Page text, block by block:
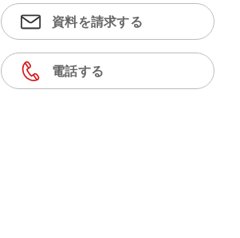
資料を請求する
電話する